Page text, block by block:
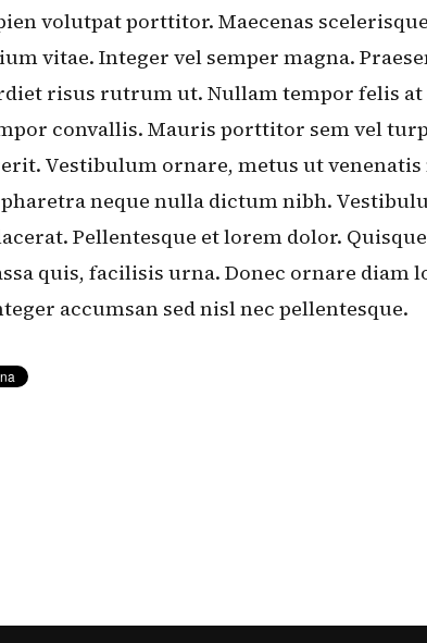
volutpat porttitor. Maecenas
vitae. Integer vel semper magna.
risus rutrum ut. Nullam tempor felis at
convallis. Mauris porttitor sem vel
Vestibulum ornare, metus ut venenatis
neque nulla dictum nibh.
Pellentesque et lorem dolor.
quis, facilisis urna. Donec ornare diam
accumsan sed nisl nec pellentesque.